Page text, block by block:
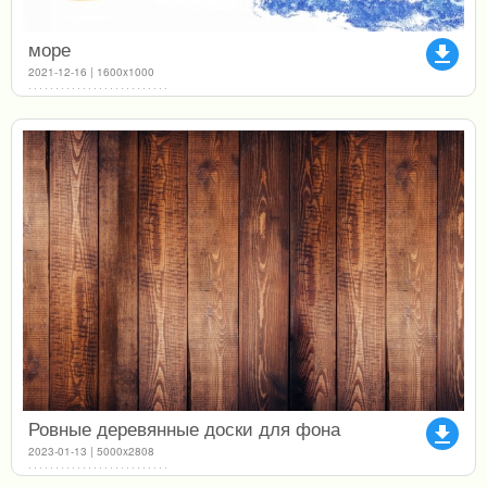
file_download
море
2021-12-16 | 1600x1000
file_download
Ровные деревянные доски для фона
2023-01-13 | 5000x2808